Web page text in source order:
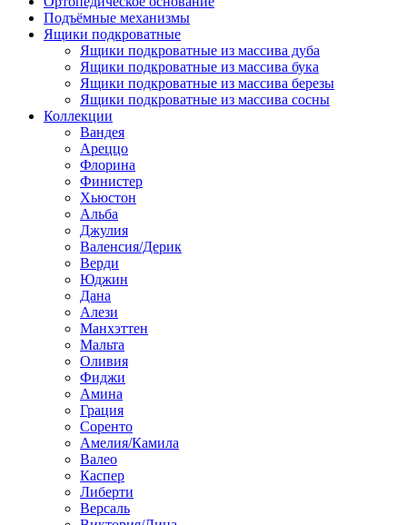
Подъёмные механизмы
Ящики подкроватные
Ящики подкроватные из массива дуба
Ящики подкроватные из массива бука
Ящики подкроватные из массива березы
Ящики подкроватные из массива сосны
Коллекции
Вандея
Ареццо
Флорина
Финистер
Хьюстон
Альба
Джулия
Валенсия/Дерик
Верди
Юджин
Дана
Алези
Манхэттен
Мальта
Оливия
Фиджи
Амина
Грация
Соренто
Амелия/Камила
Валео
Каспер
Либерти
Версаль